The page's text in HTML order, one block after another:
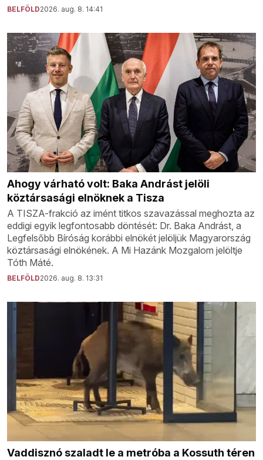
BELFÖLD2026. aug. 8. 14:41
Ahogy várható volt: Baka Andrást jelöli
köztársasági elnöknek a Tisza
A TISZA-frakció az imént titkos szavazással meghozta az
eddigi egyik legfontosabb döntését: Dr. Baka Andrást, a
Legfelsőbb Bíróság korábbi elnökét jelöljük Magyarország
köztársasági elnökének. A Mi Hazánk Mozgalom jelöltje
Tóth Máté.
BELFÖLD2026. aug. 8. 13:31
Vaddisznó szaladt le a metróba a Kossuth téren